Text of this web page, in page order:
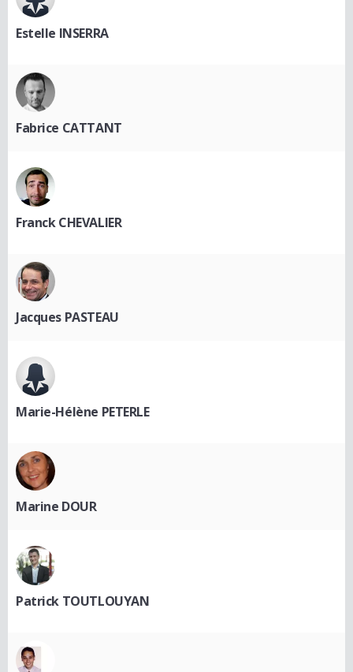
Estelle INSERRA
Fabrice CATTANT
Franck CHEVALIER
Jacques PASTEAU
Marie-Hélène PETERLE
Marine DOUR
Patrick TOUTLOUYAN